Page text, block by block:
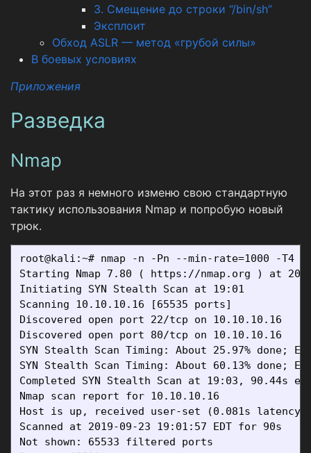
3. Смещение до строки “/bin/sh”
Эксплоит
Обход ASLR — метод «грубой силы»
В боевых условиях
Приложения
Разведка
Nmap
На этот раз я немного изменю свою стандартную
тактику использования Nmap и попробую новый
трюк.
root@kali:~# nmap -n -Pn --min-rate=1000 -
Starting Nmap 7.80 ( https://nmap.org ) at
Initiating SYN Stealth Scan at 19:01
Scanning 10.10.10.16 [65535 ports]
Discovered open port 22/tcp on 10.10.10.16
Discovered open port 80/tcp on 10.10.10.16
SYN Stealth Scan Timing: About 25.97% done;
SYN Stealth Scan Timing: About 60.13% done;
Completed SYN Stealth Scan at 19:03, 90.44s
Nmap scan report for 10.10.10.16
Host is up, received user-set (0.081s
Scanned at 2019-09-23 19:01:57 EDT for 90s
Not shown: 65533 filtered ports